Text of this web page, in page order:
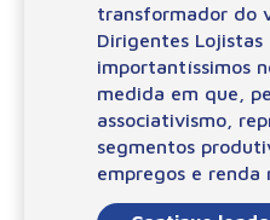
transformador do
Dirigentes Lojistas
importantíssimos
medida em que,
associativismo,
segmentos
empregos e